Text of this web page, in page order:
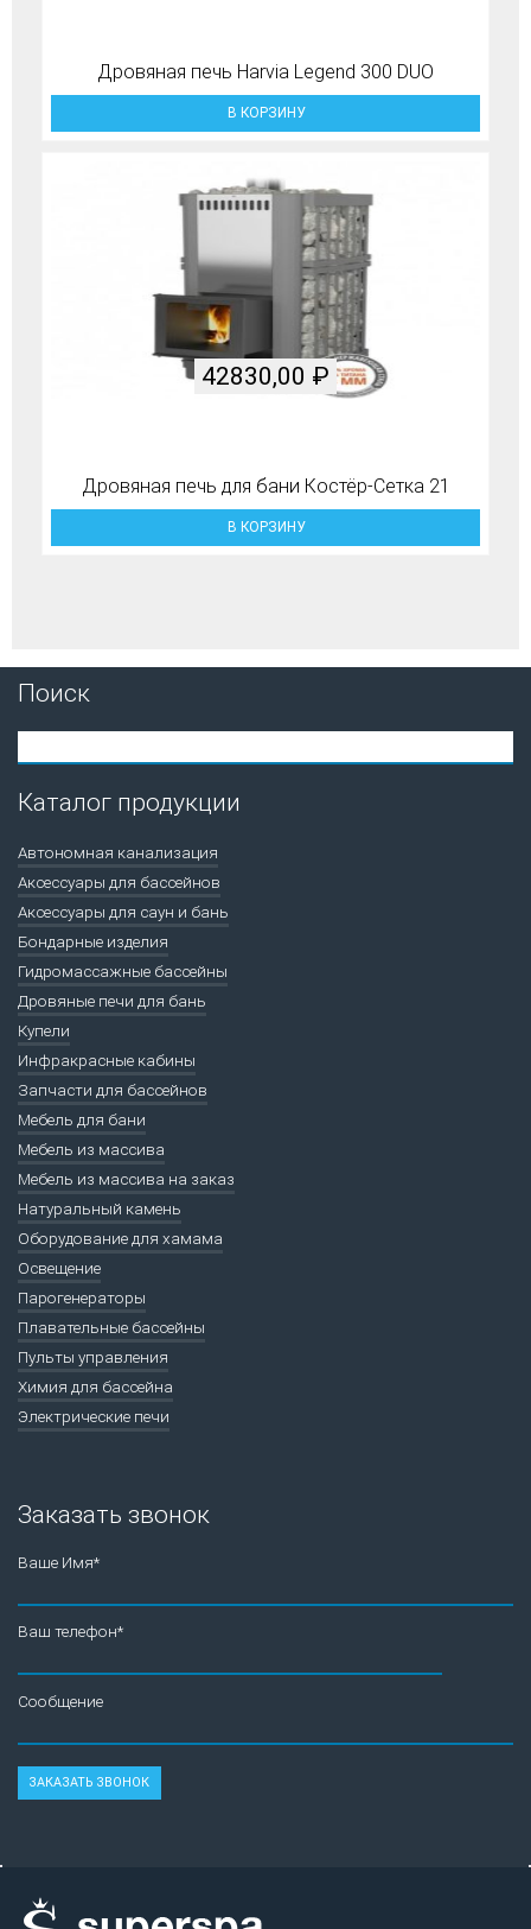
Дровяная печь Harvia Legend 300 DUO
В КОРЗИНУ
Дровяная печь для бани Костёр-Сетка 21
42830,00 ₽
В КОРЗИНУ
Поиск
Каталог продукции
Автономная канализация
Аксессуары для бассейнов
Аксессуары для саун и бань
Бондарные изделия
Гидромассажные бассейны
Дровяные печи для бань
Купели
Инфракрасные кабины
Запчасти для бассейнов
Мебель для бани
Мебель из массива
Мебель из массива на заказ
Натуральный камень
Оборудование для хамама
Освещение
Парогенераторы
Плавательные бассейны
Пульты управления
Химия для бассейна
Электрические печи
Заказать звонок
Ваше Имя*
Ваш телефон*
Сообщение